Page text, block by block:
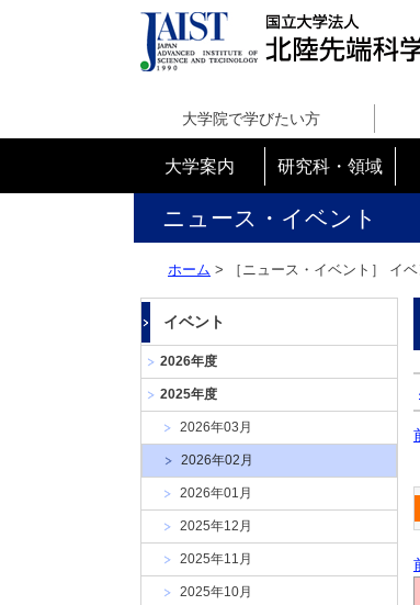
端
科
学
技
術
学
大学院で学びたい方
大学案内 研究科・領域
ニュース・イベント
ホーム > ［ニュース・イベント］ イベ
イベント
2026年度
2025年度
2026年03月
2026年02月
2026年01月
2025年12月
2025年11月
2025年10月